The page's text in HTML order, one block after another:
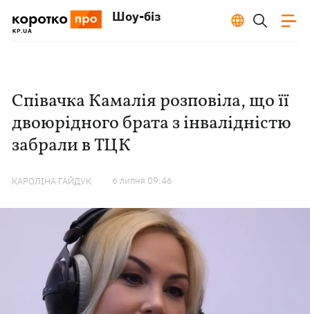
Шоу-біз
Співачка Камалія розповіла, що її
двоюрідного брата з інвалідністю
забрали в ТЦК
КАРОЛІНА ГАЙДУК 6 липня 09:46